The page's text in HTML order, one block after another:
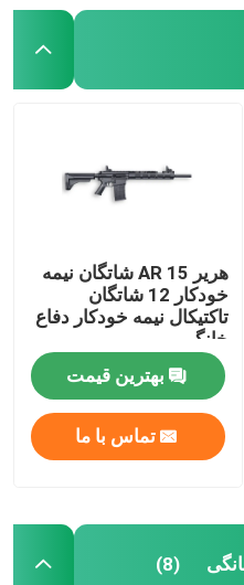
هریر AR 15 شاتگان نیمه
خودکار 12 شاتگان
تاکتیکال نیمه خودکار دفاع
خانگی
بهترین قیمت
تماس با ما
(8)